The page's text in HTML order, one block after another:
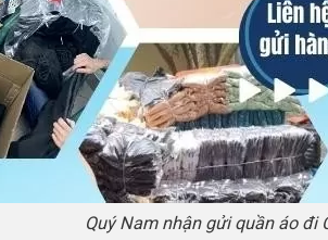
Quý Nam nhận gửi quần áo đi